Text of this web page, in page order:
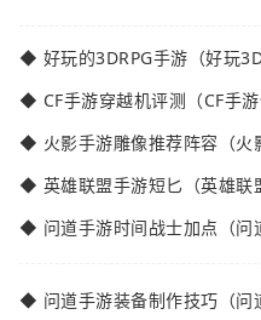
◆ 好玩的3DRPG手游（好玩
◆ CF手游穿越机评测（CF手
◆ 火影手游雕像推荐阵容（火
◆ 英雄联盟手游短匕（英雄联
◆ 问道手游时间战士加点（问
◆ 问道手游装备制作技巧（问